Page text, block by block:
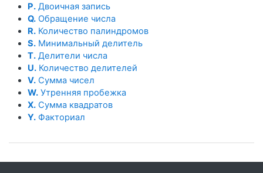
P. Двоичная запись
Q. Обращение числа
R. Количество палиндромов
S. Минимальный делитель
T. Делители числа
U. Количество делителей
V. Сумма чисел
W. Утренняя пробежка
X. Сумма квадратов
Y. Факториал